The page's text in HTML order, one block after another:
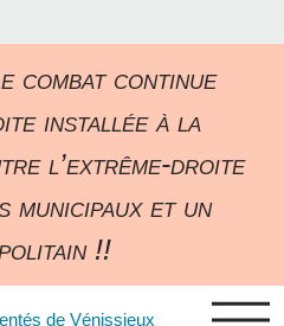
combat continue
installée à la
l’extrême-droite
et un
!!